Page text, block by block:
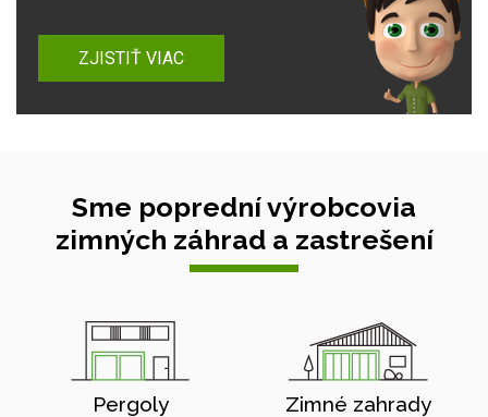
ZJISTIŤ VIAC
Sme poprední výrobcovia
zimných záhrad a zastrešení
Pergoly Zimné zahrady